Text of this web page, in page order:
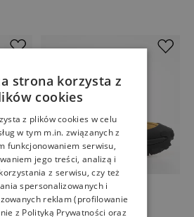
strona korzysta z
cookies
z plików cookies w celu
w tym m.in. związanych z
funkcjonowaniem serwisu,
jego treści, analizą i
z serwisu, czy też
spersonalizowanych i
reklam (profilowanie
z Polityką Prywatności oraz